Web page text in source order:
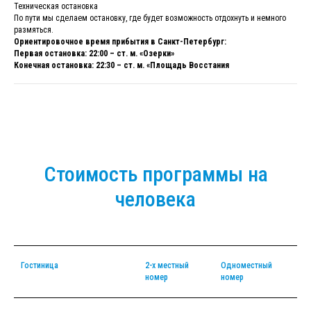
Техническая остановка
По пути мы сделаем остановку, где будет возможность отдохнуть и немного
размяться.
Ориентировочное время прибытия в Санкт-Петербург:
Первая остановка: 22:00 – ст. м. «Озерки»
Конечная остановка: 22:30 – ст. м. «Площадь Восстания
Стоимость программы на
человека
Гостиница
2-х местный
номер
Одноместный
номер